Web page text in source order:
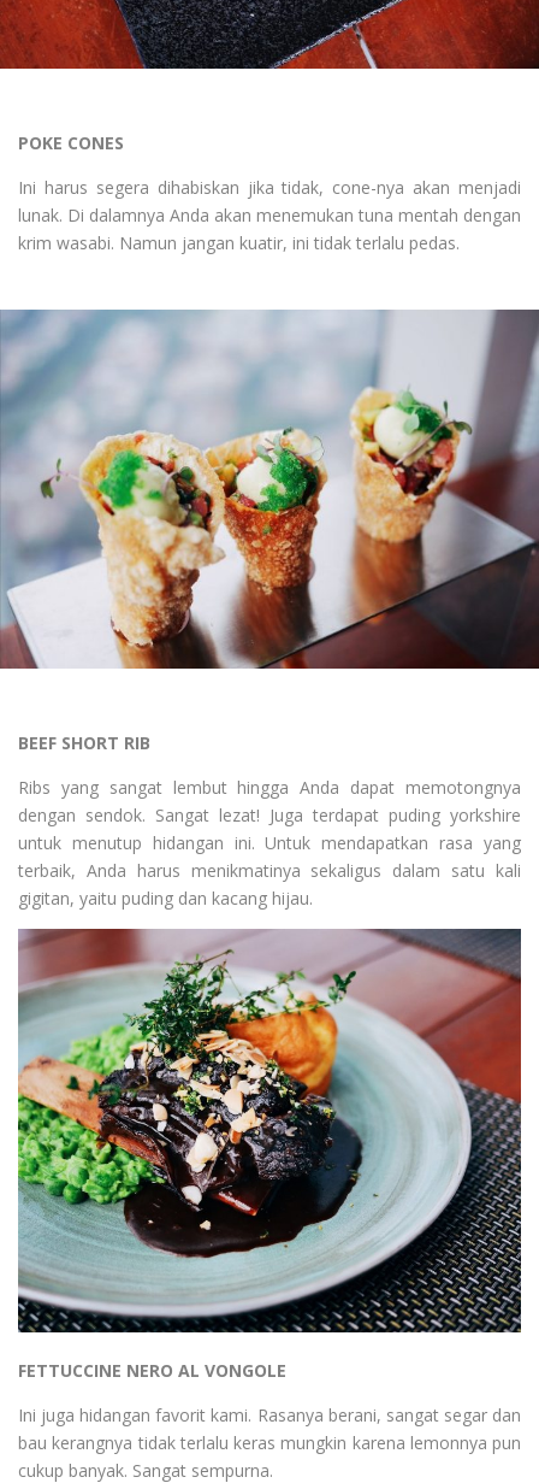
POKE CONES
Ini harus segera dihabiskan jika tidak, cone-nya akan menjadi
lunak. Di dalamnya Anda akan menemukan tuna mentah dengan
krim wasabi. Namun jangan kuatir, ini tidak terlalu pedas.
BEEF SHORT RIB
Ribs yang sangat lembut hingga Anda dapat memotongnya
dengan sendok. Sangat lezat! Juga terdapat puding yorkshire
untuk menutup hidangan ini. Untuk mendapatkan rasa yang
terbaik, Anda harus menikmatinya sekaligus dalam satu kali
gigitan, yaitu puding dan kacang hijau.
FETTUCCINE NERO AL VONGOLE
Ini juga hidangan favorit kami. Rasanya berani, sangat segar dan
bau kerangnya tidak terlalu keras mungkin karena lemonnya pun
cukup banyak. Sangat sempurna.